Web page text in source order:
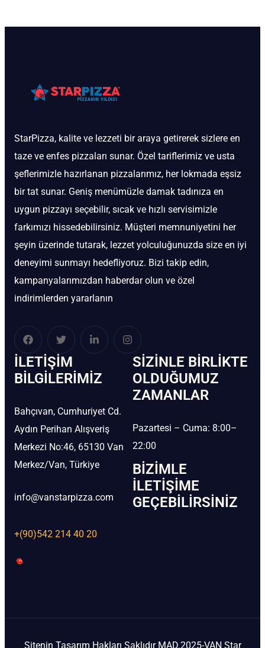
StarPizza, kalite ve lezzeti bir araya getirerek sizlere en
taze ve enfes pizzaları sunar. Özel tariflerimiz ve usta
şeflerimizle hazırlanan pizzalarımız, her lokmada eşsiz
bir tat sunar. Geniş menümüzle damak tadınıza en
uygun pizzayı seçebilir, sıcak ve hızlı servisimizle
farkımızı hissedebilirsiniz. Müşteri memnuniyetini her
şeyin üzerinde tutarak, lezzet yolculuğunuzda size en iyi
deneyimi sunmayı hedefliyoruz. Bizi takip edin,
kampanyalarımızdan haberdar olun ve özel
indirimlerden yararlanın
İLETIŞIM
BİLGILERIMIZ
Bahçıvan, Cumhuriyet Cd.
Aydın Perihan Alışveriş
Merkezi No:46, 65130 Van
Merkez/Van, Türkiye
info@vanstarpizza.com
+(90)542 214 40 20
SIZINLE BIRLIKTE
OLDUĞUMUZ
ZAMANLAR
Pazartesi – Cuma: 8:00–
22:00
BIZIMLE
İLETIŞIME
GEÇEBILIRSINIZ
Sitenin Tasarım Hakları Saklıdır MAD.2025-VAN Star